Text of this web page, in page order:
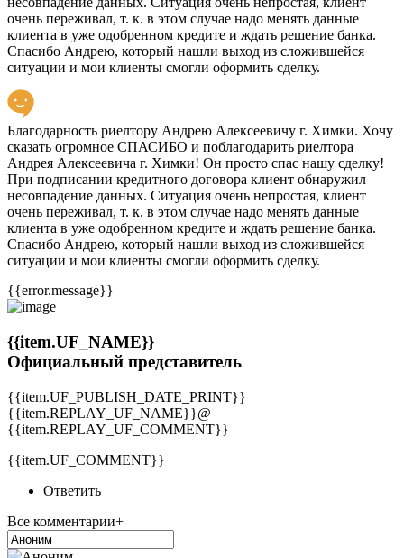
очень переживал, т. к. в этом случае надо менять данные
клиента в уже одобренном кредите и ждать решение банка.
Спасибо Андрею, который нашли выход из сложившейся
ситуации и мои клиенты смогли оформить сделку.
Благодарность риелтору Андрею Алексеевичу г. Химки. Хочу
сказать огромное СПАСИБО и поблагодарить риелтора
Андрея Алексеевича г. Химки! Он просто спас нашу сделку!
При подписании кредитного договора клиент обнаружил
несовпадение данных. Ситуация очень непростая, клиент
очень переживал, т. к. в этом случае надо менять данные
клиента в уже одобренном кредите и ждать решение банка.
Спасибо Андрею, который нашли выход из сложившейся
ситуации и мои клиенты смогли оформить сделку.
{{error.message}}
{{item.UF_NAME}}
Официальный представитель
{{item.UF_PUBLISH_DATE_PRINT}}
{{item.REPLAY_UF_NAME}}@
{{item.REPLAY_UF_COMMENT}}
{{item.UF_COMMENT}}
Ответить
Все комментарии+